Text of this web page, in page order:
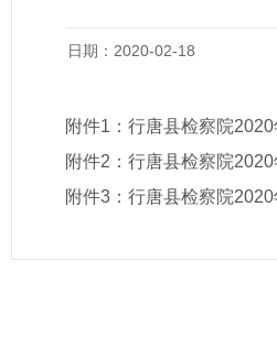
日期：2020-02-18
附件1： 行唐县检察院
附件2： 行唐县检察院
附件3： 行唐县检察院